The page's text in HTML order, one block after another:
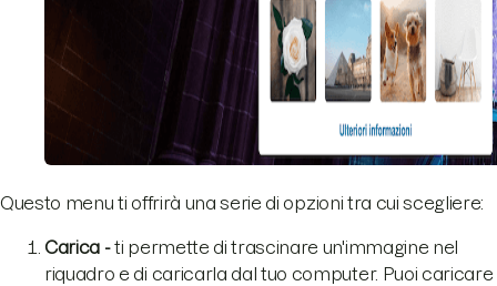
Questo menu ti offrirà una serie di opzioni tra cui scegliere:
Carica -ti permette di trascinare un'immagine nel
riquadro e di caricarla dal tuo computer. Puoi caricare